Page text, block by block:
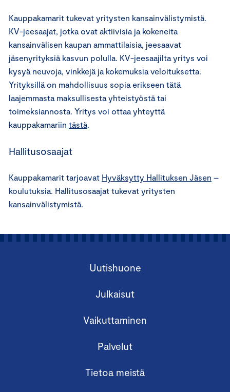
Kauppakamarit tukevat yritysten kansainvälistymistä.
KV-jeesaajat, jotka ovat aktiivisia ja kokeneita
kansainvälisen kaupan ammattilaisia, jeesaavat
jäsenyrityksiä kasvun polulla. KV-jeesaajilta yritys voi
kysyä neuvoja, vinkkejä ja kokemuksia veloituksetta.
Yrityksillä on mahdollisuus sopia erikseen tätä
laajemmasta maksullisesta yhteistyöstä tai
toimeksiannosta. Yritys voi ottaa yhteyttä
kauppakamariin tästä.
Hallitusosaajat
Kauppakamarit tarjoavat Hyväksytty Hallituksen Jäsen –
koulutuksia. Hallitusosaajat tukevat yritysten
kansainvälistymistä.
Uutishuone
Julkaisut
Vaikuttaminen
Palvelut
Tietoa meistä